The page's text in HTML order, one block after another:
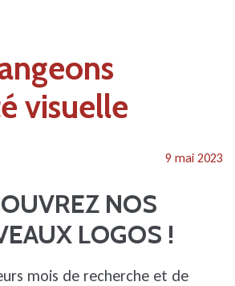
visuelle
9 mai 2023
NOS
LOGOS !
mois de recherche et de